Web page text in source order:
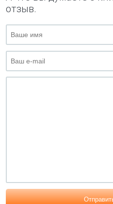
отзыв.